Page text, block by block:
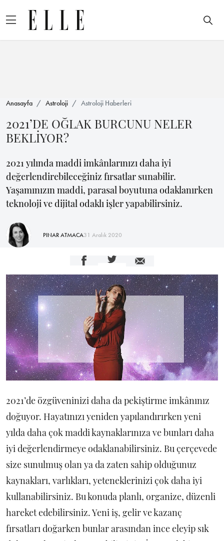
Anasayfa Astroloji Astroloji Haberleri
2021’DE OĞLAK BURCUNU NELER
BEKLİYOR?
2021 yılında maddi imkânlarınızı daha iyi
değerlendirebileceğiniz fırsatlar sunabilir.
Yaşamınızın maddi, parasal boyutuna odaklanırken
teknoloji ve dijital odaklı işler yapabilirsiniz.
PINAR ATMACA31 Aralık 2020
2021’de özgüveninizi daha da pekiştirme imkânınız
doğuyor. Hayatınızı yeniden yapılandırırken yeni
yılda daha çok maddi kaynaklarınıza ve bunları daha
iyi değerlendirmeye odaklanabilirsiniz. Bu çerçevede
size sunulmuş olan ya da zaten sahip olduğunuz
kaynakları, varlıkları, yeteneklerinizi çok daha iyi
kullanabilirsiniz. Bu konuda planlı, organize, düzenli
hareket edebilirsiniz. Yeni iş, gelir ve kazanç
fırsatları doğarken bunlar arasından ince eleyip sık